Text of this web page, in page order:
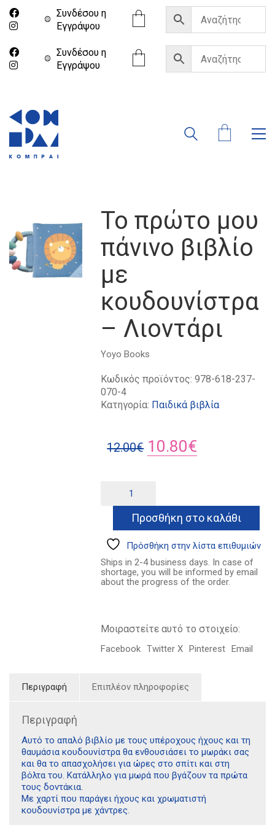
Συνδέσου η
Eγγράψου
Συνδέσου η
Eγγράψου
Το πρώτο μου
πάνινο βιβλίο
με
κουδουνίστρα
– Λιοντάρι
Yoyo Books
Κωδικός προϊόντος:978-618-237-
070-4
Κατηγορία: Παιδικά βιβλία
12.00€ Original
12.00€.
10.80€
είναι:
10.80€.
μου
βιβλίο
με
-
Λιοντάρι
Προσθήκη στο καλάθι
Πρόσθήκη στην λίστα επιθυμιών
Ships in 2-4 business days. In case of
shortage, you will be informed by email
about the progress of the order.
Μοιραστείτε αυτό το στοιχείο:
Facebook Twitter X Pinterest Email
Περιγραφή Επιπλέον πληροφορίες
Περιγραφή
Αυτό το απαλό βιβλίο με τους υπέροχους ήχους και τη
θαυμάσια κουδουνίστρα θα ενθουσιάσει το μωράκι σας
και θα το απασχολήσει για ώρες στο σπίτι και στη
βόλτα του. Κατάλληλο για μωρά που βγάζουν τα πρώτα
τους δοντάκια.
Με χαρτί που παράγει ήχους και χρωματιστή
κουδουνίστρα με χάντρες.
Διδότου 34, Αθήνα 106 80